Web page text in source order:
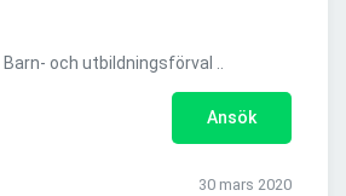
Barn- och utbildningsförval ..
Ansök
30 mars 2020